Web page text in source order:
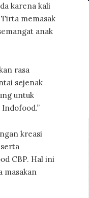
karena kali
memasak
anak
rasa
sejenak
untuk
kreasi
CBP. Hal ini
masakan